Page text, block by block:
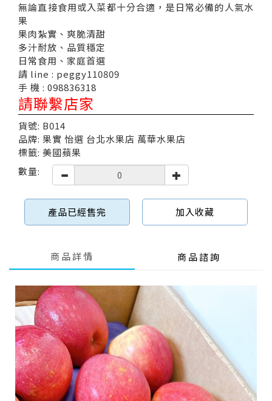
無論直接食用或入菜都十分合適，是日常必備的人氣水
果
果肉紮實、爽脆清甜
多汁耐放、品質穩定
日常食用、家庭首選
請 line : peggy110809
手 機 : 098836318
請聯繫店家
貨號: B014
品牌: 果實 怡選 台北水果店 萬華水果店
標籤: 美國蘋果
數量:
產品已經售完 加入收藏
商品詳情 商品諮詢